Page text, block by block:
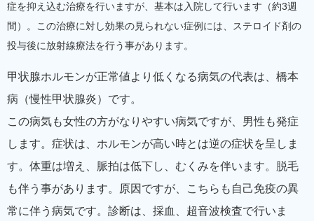
症を抑え込む治療を行いますが、基本は入院して行います（約3週
間）。この治療に対し効果の見られない症例には、ステロイド剤の
投与後に放射線療法を行う事があります。
甲状腺ホルモンが正常値より低くなる病気の代表は、橋本
病（慢性甲状腺炎）です。
この病気も女性の方がなりやすい病気ですが、男性も発症
します。症状は、ホルモンが高い時とは逆の症状を呈しま
す。体重は増え、脈拍は低下し、むくみを伴います。脱毛
も伴う事があります。原因ですが、こちらも自己免疫の異
常に伴う病気です。診断は、採血、超音波検査で行いま